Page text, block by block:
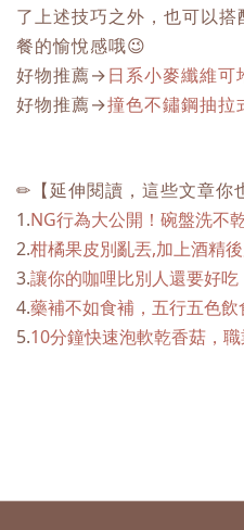
了上述技巧之外，也可以
餐的愉悅感哦😉
好物推薦→日系小麥纖維
好物推薦→撞色不鏽鋼抽拉
✏【延伸閱讀，這些文章你
1.NG行為大公開！碗盤洗不
2.柑橘果皮別亂丟,加上酒精
3.讓你的咖哩比別人還要好
4.藥補不如食補，五行五色
5.10分鐘快速泡軟乾香菇，